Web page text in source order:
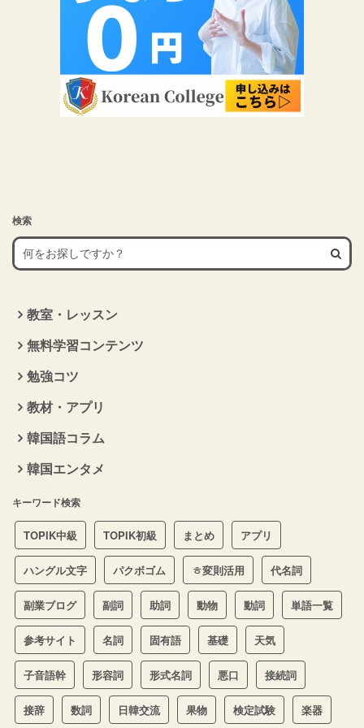
検索
教室・レッスン
無料学習コンテンツ
勉強コツ
教材・アプリ
韓国語コラム
韓国エンタメ
キーワード検索
TOPIK中級 TOPIK初級 まとめ アプリ
ハングル文字 パクボゴム ㅎ変則活用 代名詞
副業ブログ 副詞 助詞 動物 動詞 単語一覧
参考サイト 名詞 固有語 基礎 天気
子音語幹 形容詞 形式名詞 悪口 接続詞
接辞 数詞 日韓交流 果物 検定試験 楽器